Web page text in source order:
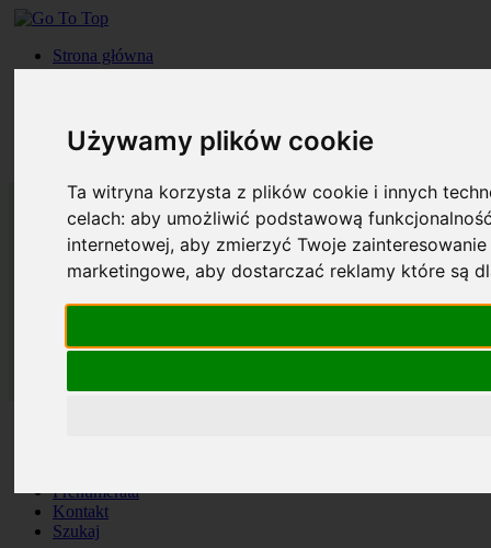
Używamy plików cookie
Ta witryna korzysta z plików cookie i innych
celach:aby umożliwić podstawową
internetowej,aby zmierzyć Twoje
marketingowe,aby dostarczać reklamy które są
Strona główna
Roczniki
Kontakt
Szukaj
Prenumerata
Kontakt
Szukaj